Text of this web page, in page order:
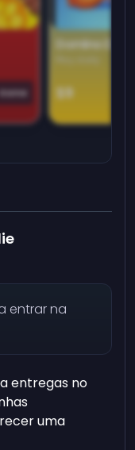
Game
Domino
$9
entrar na
entregas no
uma